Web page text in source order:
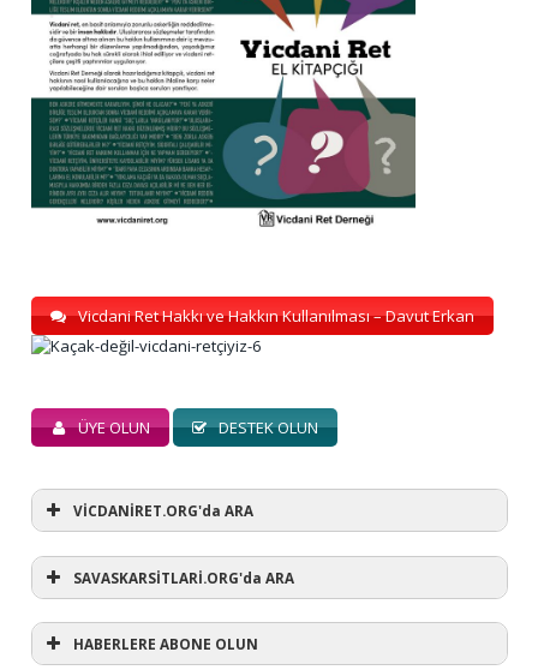
Vicdani Ret Hakkı ve Hakkın Kullanılması – Davut Erkan
ÜYE OLUN DESTEK OLUN
VİCDANİRET.ORG'da ARA
SAVASKARSİTLARİ.ORG'da ARA
HABERLERE ABONE OLUN